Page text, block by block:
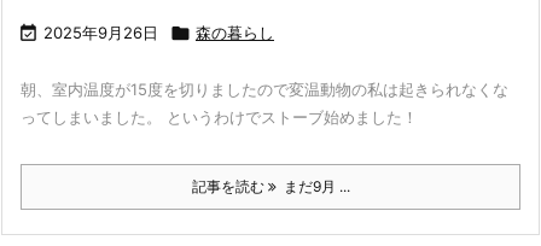
 2025年9月26日  森の暮らし
朝、室内温度が15度を切りましたので変温動物の私は起きられなくな
ってしまいました。 というわけでストーブ始めました！
記事を読む まだ9月 ...